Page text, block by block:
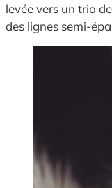
levée vers un trio
des lignes semi-